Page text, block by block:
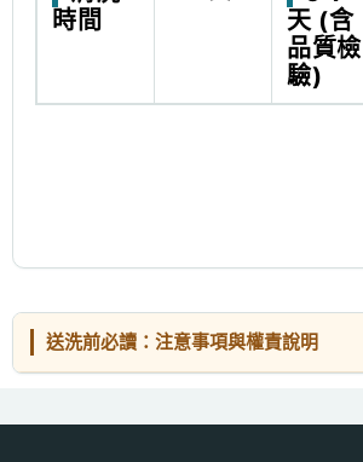
時間
天 (含
品質檢
驗)
送洗前必讀：注意事項與權責說明